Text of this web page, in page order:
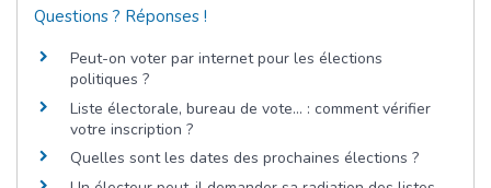
Questions ? Réponses !
Peut-on voter par internet pour les élections
politiques ?
Liste électorale, bureau de vote... : comment vérifier
votre inscription ?
Quelles sont les dates des prochaines élections ?